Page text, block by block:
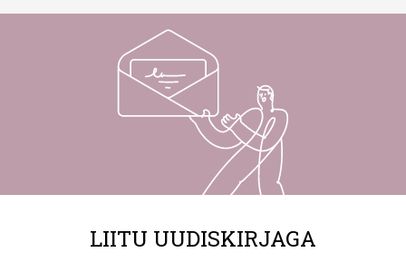
LIITU UUDISKIRJAGA